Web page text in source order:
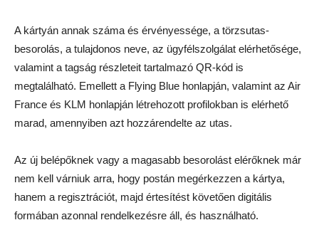
A kártyán annak száma és érvényessége, a törzsutas-
besorolás, a tulajdonos neve, az ügyfélszolgálat elérhetősége,
valamint a tagság részleteit tartalmazó QR-kód is
megtalálható. Emellett a Flying Blue honlapján, valamint az Air
France és KLM honlapján létrehozott profilokban is elérhető
marad, amennyiben azt hozzárendelte az utas.
Az új belépőknek vagy a magasabb besorolást elérőknek már
nem kell várniuk arra, hogy postán megérkezzen a kártya,
hanem a regisztrációt, majd értesítést követően digitális
formában azonnal rendelkezésre áll, és használható.